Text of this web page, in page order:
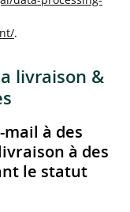
.
livraison &
mail à des
à des
le statut